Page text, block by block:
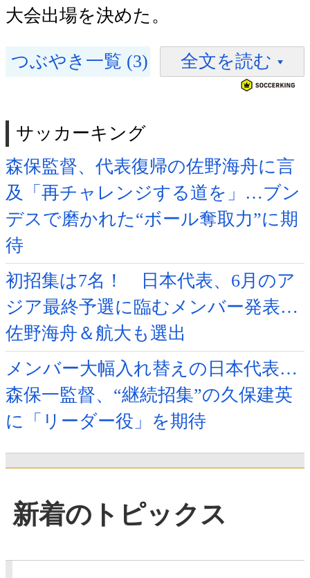
大会出場を決めた。
つぶやき一覧 (3) 全文を読む
サッカーキング
森保監督、代表復帰の佐野海舟に言
及「再チャレンジする道を」…ブン
デスで磨かれた“ボール奪取力”に期
待
初招集は7名！ 日本代表、6月のア
ジア最終予選に臨むメンバー発表…
佐野海舟＆航大も選出
メンバー大幅入れ替えの日本代表…
森保一監督、“継続招集”の久保建英
に「リーダー役」を期待
新着のトピックス